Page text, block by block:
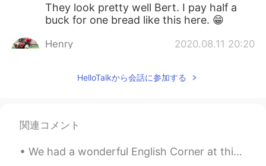
They look pretty well Bert. I pay half a
buck for one bread like this here. 😁
Henry 2020.08.11 20:20
It looks delicious.
HelloTalkから会話に参加する
関連コメント
We had a wonderful English Corner at this Beijing Roast Duck restaurant today. Fun, fun fun and g...